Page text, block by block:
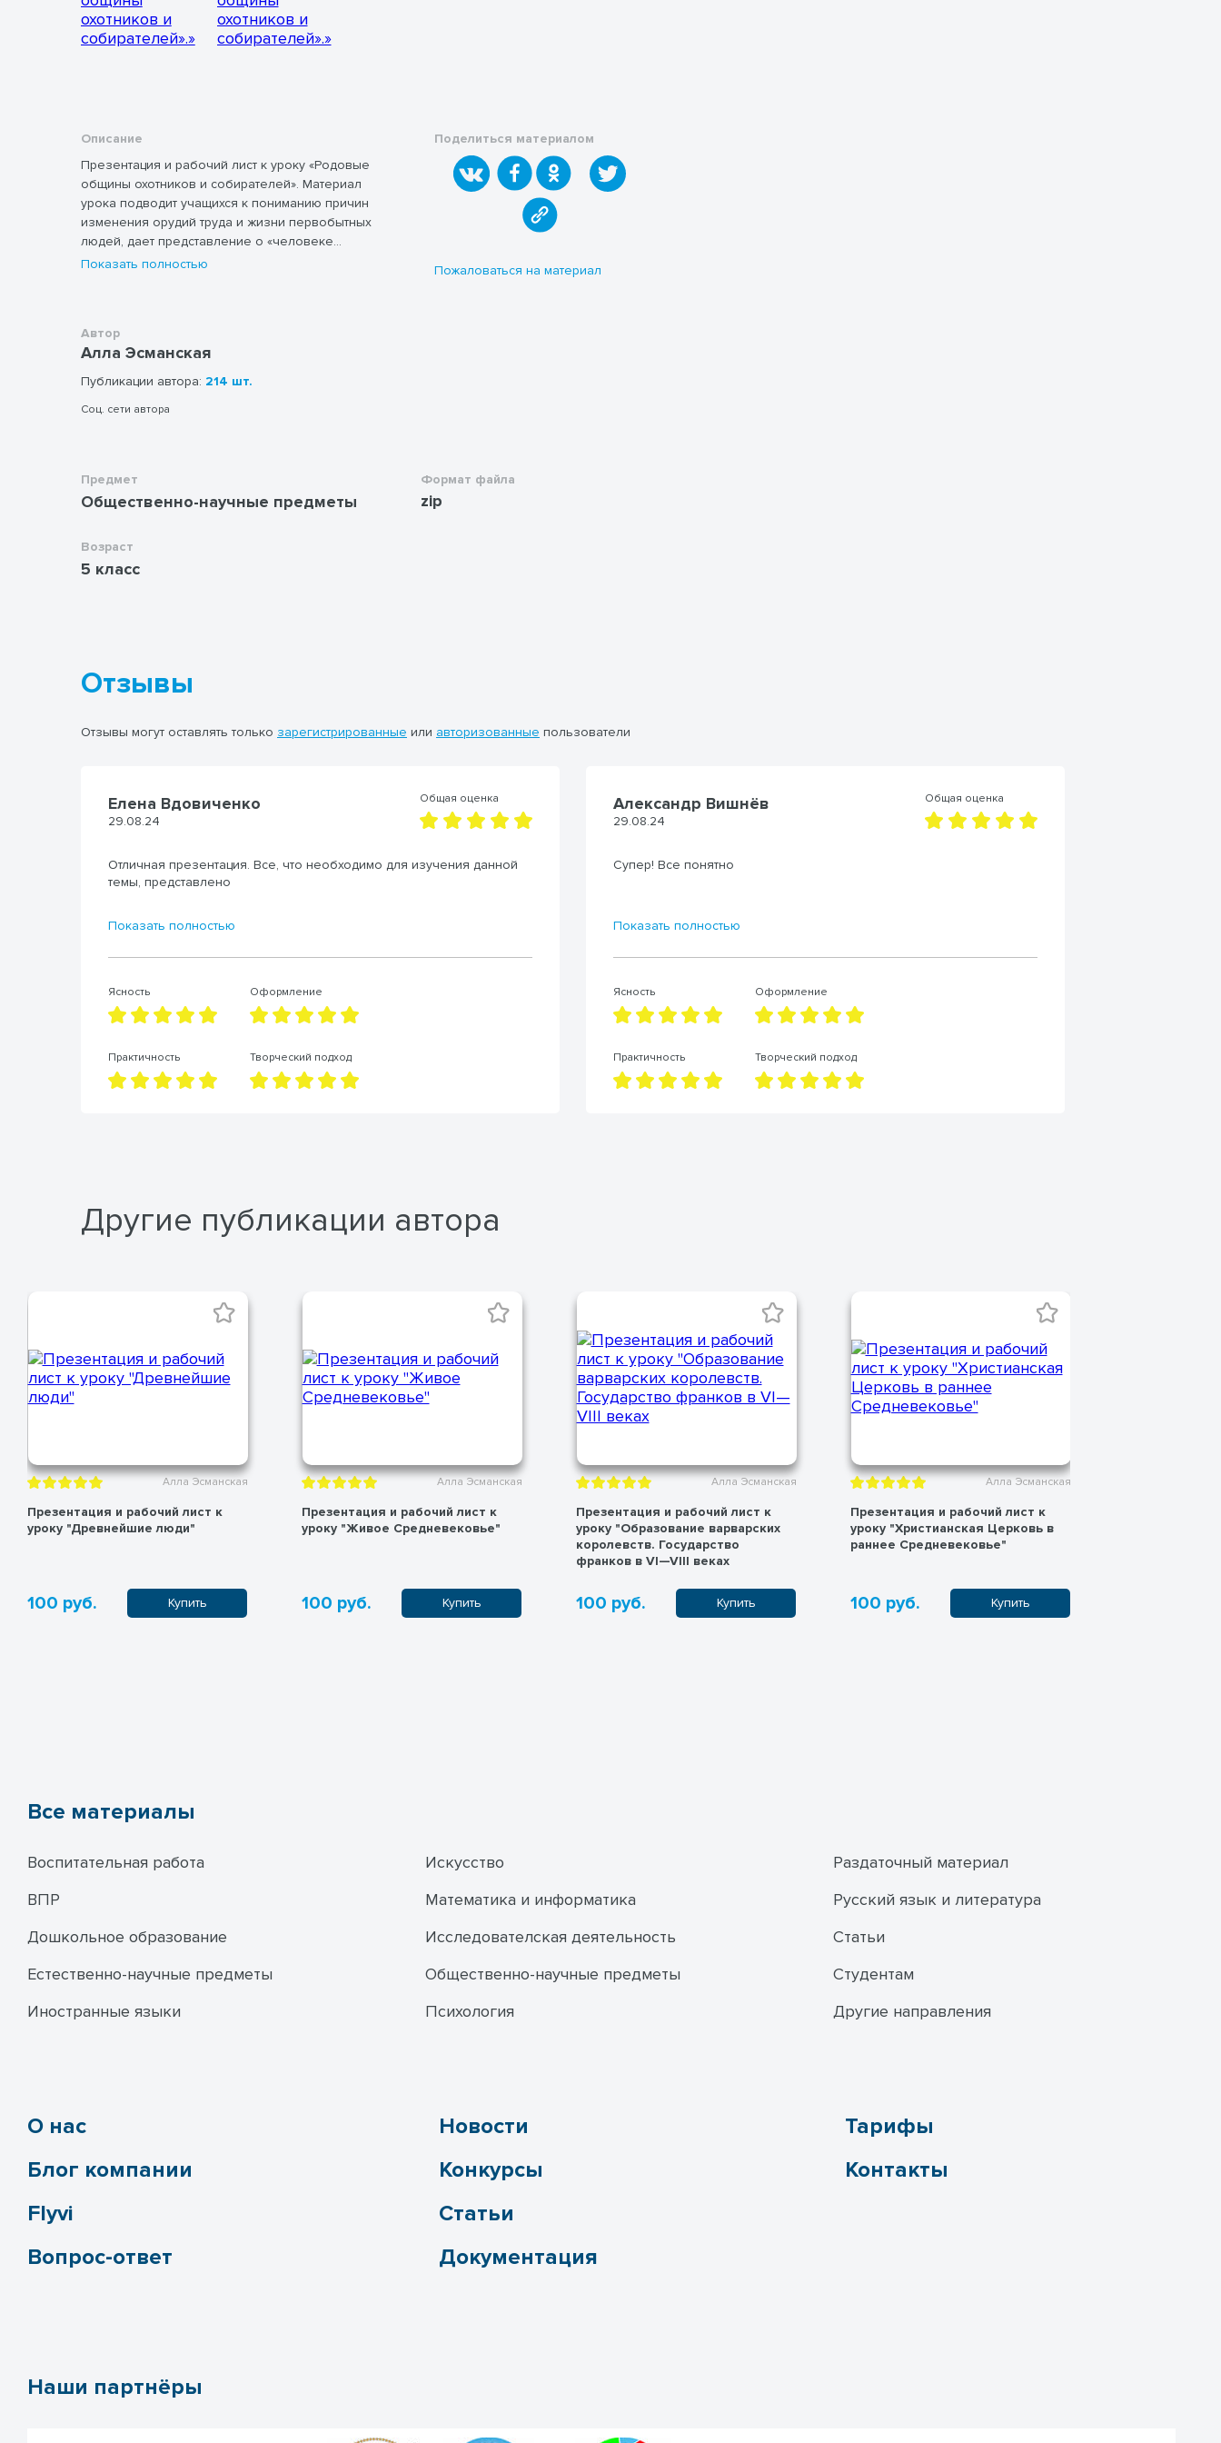
Описание
Презентация и рабочий лист к уроку «Родовые
общины охотников и собирателей». Материал
урока подводит учащихся к пониманию причин
изменения орудий труда и жизни первобытных
людей, дает представление о «человеке
разумном» и его образе жизни, знакомит с
учащимся лучше усвоить материал урока.
Презентация содержит методический аппарат.
Урок полностью методически выстроен.
Показать полностью
Поделиться материалом
Пожаловаться на материал
Автор
Алла Эсманская
Публикации автора: 214 шт.
Соц. сети автора
Предмет
Общественно-научные предметы
Возраст
5 класс
Формат файла
zip
Отзывы
Отзывы могут оставлять только зарегистрированные или авторизованные пользователи
Елена Вдовиченко
29.08.24
Общая оценка
Отличная презентация. Все, что необходимо для изучения данной
темы, представлено
Показать полностью
Ясность Оформление
Практичность Творческий подход
Александр Вишнёв
29.08.24
Общая оценка
Супер! Все понятно
Показать полностью
Ясность Оформление
Практичность Творческий подход
Другие публикации автора
Алла Эсманская
Презентация и рабочий лист к
уроку "Древнейшие люди"
100 руб. Купить
Алла Эсманская
Презентация и рабочий лист к
уроку "Живое Средневековье"
100 руб. Купить
Алла Эсманская
Презентация и рабочий лист к
уроку "Образование варварских
королевств. Государство
франков в VI—VIII веках
100 руб. Купить
Алла Эсманская
Презентация и рабочий лист к
уроку "Христианская Церковь в
раннее Средневековье"
100 руб. Купить
Все материалы
Воспитательная работа
ВПР
Дошкольное образование
Естественно-научные предметы
Иностранные языки
Искусство
Математика и информатика
Исследователская деятельность
Общественно-научные предметы
Психология
Раздаточный материал
Русский язык и литература
Статьи
Студентам
Другие направления
О нас
Блог компании
Flyvi
Вопрос-ответ
Новости
Конкурсы
Статьи
Документация
Тарифы
Контакты
Наши партнёры